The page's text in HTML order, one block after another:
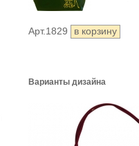
Арт.1829
Варианты дизайна